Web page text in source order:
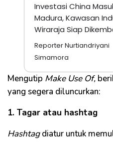
Investasi China
Madura, Kawasan
Wiraraja Siap
Reporter Nurtiandriyani
Simamora
Mengutip Make Use Of,
yang segera diluncurkan:
1. Tagar atau hashtag
Hashtagdiatur untuk